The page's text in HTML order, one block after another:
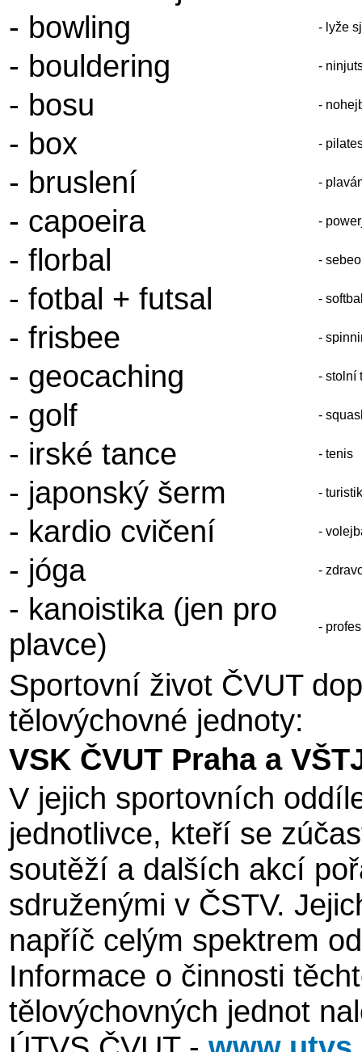
- bowling - lyže
- bouldering -
- bosu -
- box -
- bruslení -
- capoeira -
- florbal -
- fotbal + futsal -
- frisbee -
- geocaching - stolní
- golf -
- irské tance - tenis
- japonský šerm -
- kardio cvičení -
- jóga -
- kanoistika (jen pro
plavce)
-
Sportovní život ČVUT
tělovýchovné jednoty:
VSK ČVUT Praha a
V jejich sportovních
jednotlivce, kteří se
soutěží a dalších akcí
sdruženými v ČSTV.
napříč celým spektrem
Informace o činnosti
tělovýchovných jednot